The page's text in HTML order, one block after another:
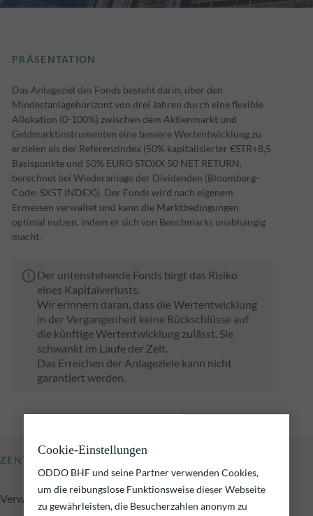
PRÄSENTATION
Das Anlageziel des Fonds besteht darin, über den
Mindestanlagehorizont von drei Jahren durch eine flexible
Allokation (0-100%) zwischen dem Aktienmarkt und
Geldmarktinstrumenten eine bessere Wertentwicklung zu
erzielen als der Referenzindex (50% kapitalisierter €STR+8,5
Basispunkte und 50% EURO STOXX 50 NET RETURN,
berechnet bei Wiederanlage der Dividenden (Bloomberg-
Code: SX5T INDEX)). Der Fonds wird nach eigenem
Ermessen verwaltet und kann die Marktbedingungen
optimal nutzen, indem er sich von Benchmarks unabhängig
macht.
Der untenstehende Fonds birgt das Risiko
eines Kapitalverlusts.
Wir erinnern daran, dass die Wertentwicklung
in der Vergangenheit keine Rückschlüsse auf
die künftige Wertentwicklung zulässt. Sie
schwankt im Laufe der Zeit.
Das Erreichen der Anlageziele kann nicht
garantiert werden.
ZENTRALE KENNZAHLEN
Verwaltetes Fondsvolumen zum 04.08.2026
Cookie-Einstellungen
ODDO BHF und seine Partner verwenden Cookies,
um die reibungslose Funktionsweise dieser Webseite
zu gewährleisten, die Besucherzahlen anonym zu